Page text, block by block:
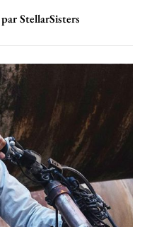
StellarSisters